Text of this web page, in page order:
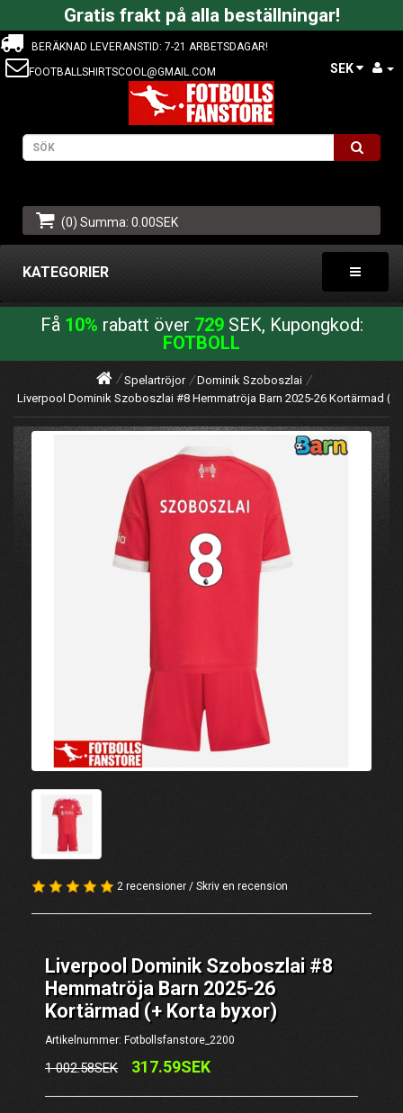
Gratis frakt på alla beställningar!
BERÄKNAD LEVERANSTID: 7-21 ARBETSDAGAR!
FOOTBALLSHIRTSCOOL@GMAIL.COM
SEK
(0) Summa: 0.00SEK
KATEGORIER
Få 10% rabatt över 729SEK, Kupongkod:
FOTBOLL
Spelartröjor
Dominik Szoboszlai
Liverpool Dominik Szoboszlai #8 Hemmatröja Barn 2025-26 Kortärmad (+
2 recensioner / Skriv en recension
Liverpool Dominik Szoboszlai #8
Hemmatröja Barn 2025-26
Kortärmad (+ Korta byxor)
Artikelnummer: Fotbollsfanstore_2200
1 002.58SEK 317.59SEK